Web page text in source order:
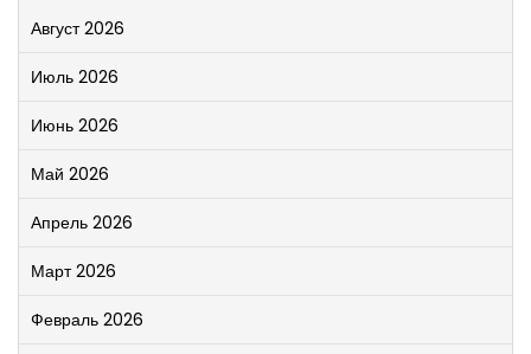
Август 2026
Июль 2026
Июнь 2026
Май 2026
Апрель 2026
Март 2026
Февраль 2026